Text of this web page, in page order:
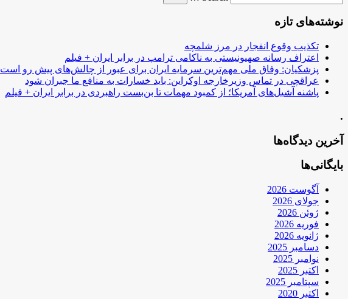
نوشته‌های تازه
تکذیب وقوع انفجار در مرز شلمچه
اعتراف رسانه صهیونیستی به ناکامی ترامپ در برابر ایران + فیلم
پزشکیان: وفاق ملی مهم‌ترین سرمایه ایران برای عبور از چالش‌های پیش رو است
عراقچی در تماس وزیرخارجه اوکراین: باید خسارات به منافع ما جبران شود
پاشنه آشیل‌های آمریکا؛ از کمبود مهمات تا بن‌بست راهبردی در برابر ایران + فیلم
.
آخرین دیدگاه‌ها
بایگانی‌ها
آگوست 2026
جولای 2026
ژوئن 2026
فوریه 2026
ژانویه 2026
دسامبر 2025
نوامبر 2025
اکتبر 2025
سپتامبر 2025
اکتبر 2020